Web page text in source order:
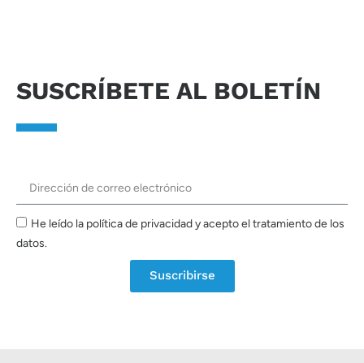
SUSCRÍBETE AL BOLETÍN
He leído la política de privacidad y acepto el tratamiento de los
datos.
Suscribirse